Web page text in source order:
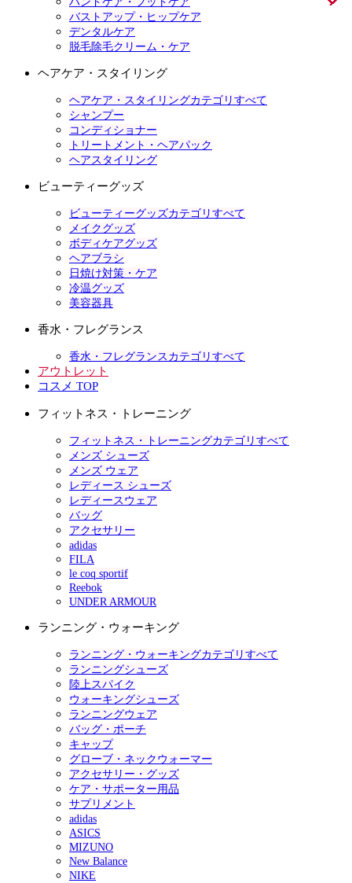
バストアップ・ヒップケア
デンタルケア
脱毛除毛クリーム・ケア
ヘアケア・スタイリング
ヘアケア・スタイリングカテゴリすべて
シャンプー
コンディショナー
トリートメント・ヘアパック
ヘアスタイリング
ビューティーグッズ
ビューティーグッズカテゴリすべて
メイクグッズ
ボディケアグッズ
ヘアブラシ
日焼け対策・ケア
冷温グッズ
美容器具
香水・フレグランス
香水・フレグランスカテゴリすべて
アウトレット
コスメ TOP
フィットネス・トレーニング
フィットネス・トレーニングカテゴリすべて
メンズ シューズ
メンズ ウェア
レディース シューズ
レディースウェア
バッグ
アクセサリー
adidas
FILA
le coq sportif
Reebok
UNDER ARMOUR
ランニング・ウォーキング
ランニング・ウォーキングカテゴリすべて
ランニングシューズ
陸上スパイク
ウォーキングシューズ
ランニングウェア
バッグ・ポーチ
キャップ
グローブ・ネックウォーマー
アクセサリー・グッズ
ケア・サポーター用品
サプリメント
adidas
ASICS
MIZUNO
New Balance
NIKE